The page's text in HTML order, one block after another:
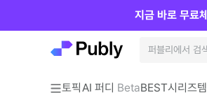
토픽AI 퍼디 BetaBEST시리즈
지금 바로 무료